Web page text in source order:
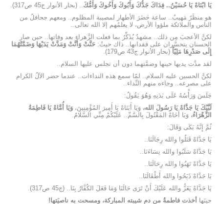
يَا ابْنَاهْ يَا حُسَيْنُ.. فِدَاكَ جَدُّكَ وَأَبُوكَ وَأَخُوكَ وَأُمُّكَ .. (بحار الأنوار ج45 ص317).
هو منظَرٌ مَهيبٌ.. ساعة حَضَرَ الأطهار لمصيبة المظلوم.. ومعهم جحافلُ من
الناس والملائكة ملؤوا الأرض، لا يعلمُهم إلا الله تعالى..
لكنَّ الأعجبَ مِن ذلك.. مشهدٌ يُذَكِّرُ بما فعلت الزَّهراء بعد وفاتها.. حين صار
الحسنان يتحسَّران على فقدانها.. ذاك حيثُ: حَنَّتْ وَأَنَّتْ وَمَدَّتْ يَدَيْهَا وَضَمَّتْهُمَا
إِلَى صَدْرِهَا مَلِيّاً (بحار الأنوار ج43 ص179).
لقد مدَّت يديها حينها وضمَّتهما دون أن تجلس عليها السلام..
لكنَّ الحسين عليه السلام.. لمّا سمع هذه النداءات.. عندما حضر الآلُ الكرام
على مصرعه.. وجاءه منهم النِّداء..
جَلَسَ وَرَأْسُهُ عَلَى بَدَنِهِ وَهُوَ يَقُولُ:
لَبَّيْكَ يَا جَدَّاهْ يَا رَسُولَ الله، وَيَا أَبَتَاهْ يَا أَمِيرَ المُؤْمِنِينَ، وَيَا أُمَّاهْ يَا فَاطِمَةُ
الزَّهْرَاءُ، وَيَا أَخَاهْ المَقْتُولَ بِالسَّمِّ.. عَلَيْكُمْ مِنِّي السَّلَامُ.
ثُمَّ إِنَّهُ بَكَى وَقَالَ:
يَا جَدَّاهْ قَتَلُوا والله رِجَالَنَا..
يَا جَدَّاهْ سَلَبُوا والله نِسَاءَنَا..
يَا جَدَّاهْ نَهَبُوا والله رِحَالَنَا..
يَا جَدَّاهْ ذَبَحُوا والله أَطْفَالَنَا..
يَا جَدَّاهْ يَعَزُّ والله عَلَيْكَ أَنْ تَرَى حَالَنَا وَمَا فَعَلَ الكُفَّارُ بِنَا.. (ج45 ص317).
حينَها أخذت فاطمةُ من دم شيبته المباركة، ومسحت به ناصيَتها!